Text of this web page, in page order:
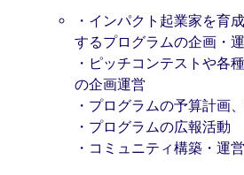
・インパクト起業家を育
するプログラムの企画・
・ピッチコンテストや各
の企画運営
・プログラムの予算計画
・プログラムの広報活動
・コミュニティ構築・運